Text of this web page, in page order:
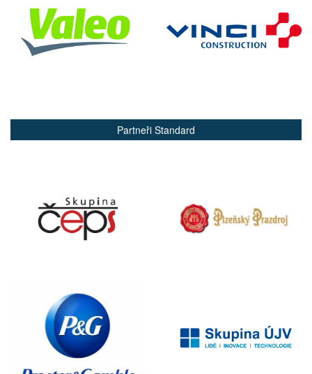
Partneři Standard